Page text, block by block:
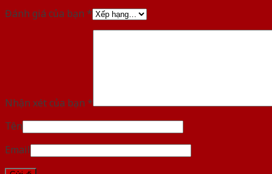
Đánh giá của bạn *
Nhận xét của bạn *
Tên
Email